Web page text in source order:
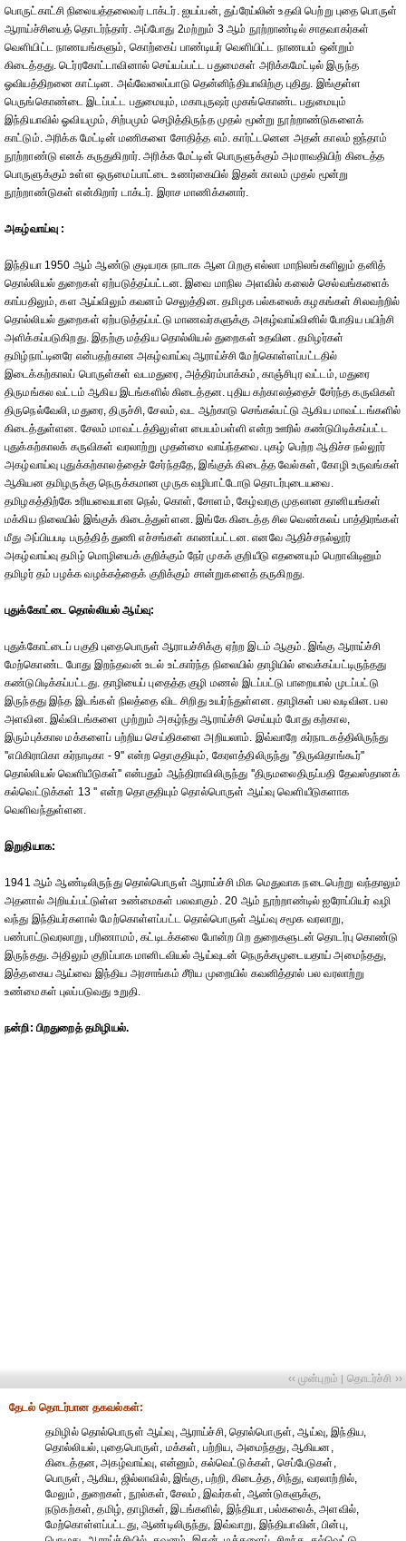
பொருட்காட்சி நிலையத்தலைவர் டாக்டர். ஐயப்பன், துப்ரேய்லின் உதவி பெற்று புதை பொருள்
ஆராய்ச்சியைத் தொடர்ந்தார். அப்போது 2மற்றும் 3 ஆம் நூற்றாண்டில் சாதவாகர்கள்
வெளியிட்ட நாணயங்களும், கொற்கைப் பாண்டியர் வெளியிட்ட நாணயம் ஒன்றும்
கிடைத்தது. டெர்ரகோட்டாவினால் செய்யப்பட்ட பதுமைகள் அரிக்கமேட்டில் இருந்த
ஓவியத்திறனை காட்டின. அவ்வேலைப்பாடு தென்னிந்தியாவிற்கு புதிது. இங்குள்ள
பெருங்கொண்டை இடப்பட்ட பதுமையும், மகாபுருஷர் முகங்கொண்ட பதுமையும்
இந்தியாவில் ஓவியமும், சிற்பமும் செழித்திருந்த முதல் மூன்று நூற்றாண்டுகளைக்
காட்டும். அரிக்க மேட்டின் மணிகளை சோதித்த எம். கார்ட்டனென அதன் காலம் ஐந்தாம்
நூற்றாண்டு எனக் கருதுகிறார். அரிக்க மேட்டின் பொருளுக்கும் அமராவதியிற் கிடைத்த
பொருளுக்கும் உள்ள ஒருமைப்பாட்டை உணர்கையில் இதன் காலம் முதல் மூன்று
நூற்றாண்டுகள் என்கிறார் டாக்டர். இராச மாணிக்கனார்.
அகழ்வாய்வு :
இந்தியா 1950 ஆம் ஆண்டு குடியரசு நாடாக ஆன பிறகு எல்லா மாநிலங்களிலும் தனித்
தொல்லியல் துறைகள் ஏற்படுத்தப்பட்டன. இவை மாநில அளவில் கலைச் செல்வங்களைக்
காப்பதிலும், கள ஆய்விலும் கவனம் செலுத்தின. தமிழக பல்கலைக் கழகங்கள் சிலவற்றில்
தொல்லியல் துறைகள் ஏற்படுத்தப்பட்டு மாணவர்களுக்கு அகழ்வாய்வினில் போதிய பயிற்சி
அளிக்கப்படுகிறது. இதற்கு மத்திய தொல்லியல் துறைகள் உதவின. தமிழர்கள்
தமிழ்நாட்டினரே என்பதற்கான அகழ்வாய்வு ஆராய்ச்சி மேற்கொள்ளப்பட்டதில்
இடைக்கற்காலப் பொருள்கள் வடமதுரை, அத்திரம்பாக்கம், காஞ்சிபுர வட்டம், மதுரை
திருமங்கல வட்டம் ஆகிய இடங்களில் கிடைத்தன. புதிய கற்காலத்தைச் சேர்ந்த கருவிகள்
திருநெல்வேலி, மதுரை, திருச்சி, சேலம், வட ஆற்காடு செங்கல்பட்டு ஆகிய மாவட்டங்களில்
கிடைத்துள்ளன. சேலம் மாவட்டத்திலுள்ள பையம்பள்ளி என்ற ஊரில் கண்டுபிடிக்கப்பட்ட
புதுக்கற்காலக் கருவிகள் வரலாற்று முதன்மை வாய்ந்தவை. புகழ் பெற்ற ஆதிச்ச நல்லூர்
அகழ்வாய்வு புதுக்கற்காலத்தைச் சேர்ந்ததே, இங்குக் கிடைத்த வேல்கள், கோழி உருவங்கள்
ஆகியன தமிழருக்கு நெருக்கமான முருக வழிபாட்டோடு தொடர்புடையவை.
தமிழகத்திற்கே உரியவையான நெல், கொள், சோளம், கேழ்வரகு முதலான தானியங்கள்
மக்கிய நிலையில் இங்குக் கிடைத்துள்ளன. இங்கே கிடைத்த சில வெண்கலப் பாத்திரங்கள்
மீது அப்பியபடி பருத்தித் துணி எச்சங்கள் காணப்பட்டன. எனவே ஆதிச்சநல்லூர்
அகழ்வாய்வு தமிழ் மொழியைக் குறிக்கும் நேர் முகக் குறியீடு எதனையும் பெறாவிடினும்
தமிழர் தம் பழக்க வழக்கத்தைக் குறிக்கும் சான்றுகளைத் தருகிறது.
புதுக்கோட்டை தொல்லியல் ஆய்வு:
புதுக்கோட்டைப் பகுதி புதைபொருள் ஆராயச்சிக்கு ஏற்ற இடம் ஆகும். இங்கு ஆராய்ச்சி
மேற்கொண்ட போது இறந்தவன் உடல் உட்கார்ந்த நிலையில் தாழியில் வைக்கப்பட்டிருந்தது
கண்டுபிடிக்கப்பட்டது. தாழியைப் புதைத்த குழி மணல் இடப்பட்டு பாறையால் முடப்பட்டு
இருந்தது இந்த இடங்கள் நிலத்தை விட சிறிது உயர்ந்துள்ளன. தாழிகள் பல வடிவின. பல
அளவின. இவ்விடங்களை முற்றும் அகழ்ந்து ஆராய்ச்சி செய்யும் போது கற்கால,
இரும்புக்கால மக்களைப் பற்றிய செய்திகளை அறியலாம். இவ்வாறே கர்நாடகத்திலிருந்து
''எபிகிராபிகா கர்நாடிகா - 9'' என்ற தொகுதியும், கேரளத்திலிருந்து ''திருவிதாங்கூர்''
தொல்லியல் வெளியீடுகள்'' என்பதும் ஆந்திராவிலிருந்து ''திருமலைதிருப்பதி தேவஸ்தானக்
கல்வெட்டுக்கள் 13 '' என்ற தொகுதியும் தொல்பொருள் ஆய்வு வெளியீடுகளாக
வெளிவந்துள்ளன.
இறுதியாக:
1941 ஆம் ஆண்டிலிருந்து தொல்பொருள் ஆராய்ச்சி மிக மெதுவாக நடைபெற்று வந்தாலும்
அதனால் அறியப்பட்டுள்ள உண்மைகள் பலவாகும். 20 ஆம் நூற்றாண்டில் ஐரோப்பியர் வழி
வந்து இந்தியர்களால் மேற்கொள்ளப்பட்ட தொல்பொருள் ஆய்வு சமூக வரலாறு,
பண்பாட்டுவரலாறு, பரிணாமம், கட்டிடக்கலை போன்ற பிற துறைகளுடன் தொடர்பு கொண்டு
இருந்தது. அதிலும் குறிப்பாக மானிடவியல் ஆய்வுடன் நெருக்கமுடையதாய் அமைந்தது,
இத்தகைய ஆய்வை இந்திய அரசாங்கம் சீரிய முறையில் கவனித்தால் பல வரலாற்று
உண்மைகள் புலப்படுவது உறுதி.
நன்றி: பிறதுறைத் தமிழியல்.
‹‹ முன்புறம் | தொடர்ச்சி ››
தேட‌ல் தொட‌ர்பான தகவ‌ல்க‌ள்:
தமிழில் தொல்பொருள் ஆய்வு, ஆராய்ச்சி, தொல்பொருள், ஆய்வு, இந்திய,
தொல்லியல், புதைபொருள், மக்கள், பற்றிய, அமைந்தது, ஆகியன,
கிடைத்தன, அகழ்வாய்வு, என்னும், கல்வெட்டுக்கள், செப்பேடுகள்,
பொருள், ஆகிய, ஜில்லாவில், இங்கு, பற்றி, கிடைத்த, சிந்து, வரலாற்றில்,
மேலும், துறைகள், நூல்கள், சேலம், இவர்கள், ஆண்டுகளுக்கு,
நடுகற்கள், தமிழ், தாழிகள், இடங்களில், இந்தியா, பல்கலைக், அளவில்,
மேற்கொள்ளப்பட்டது, ஆண்டிலிருந்து, இவ்வாறு, இந்தியாவின், பின்பு,